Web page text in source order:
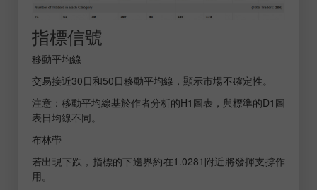
指標信號
移動平均線
交易接近30日和50日移動平均線，顯示市場不確定性。
注意： 移動平均線基於作者分析的H1圖表，與標準的D1圖
表日均線不同。
布林帶
若出現下跌，指標的下邊界約在1.0281附近將發揮支撐作
用。